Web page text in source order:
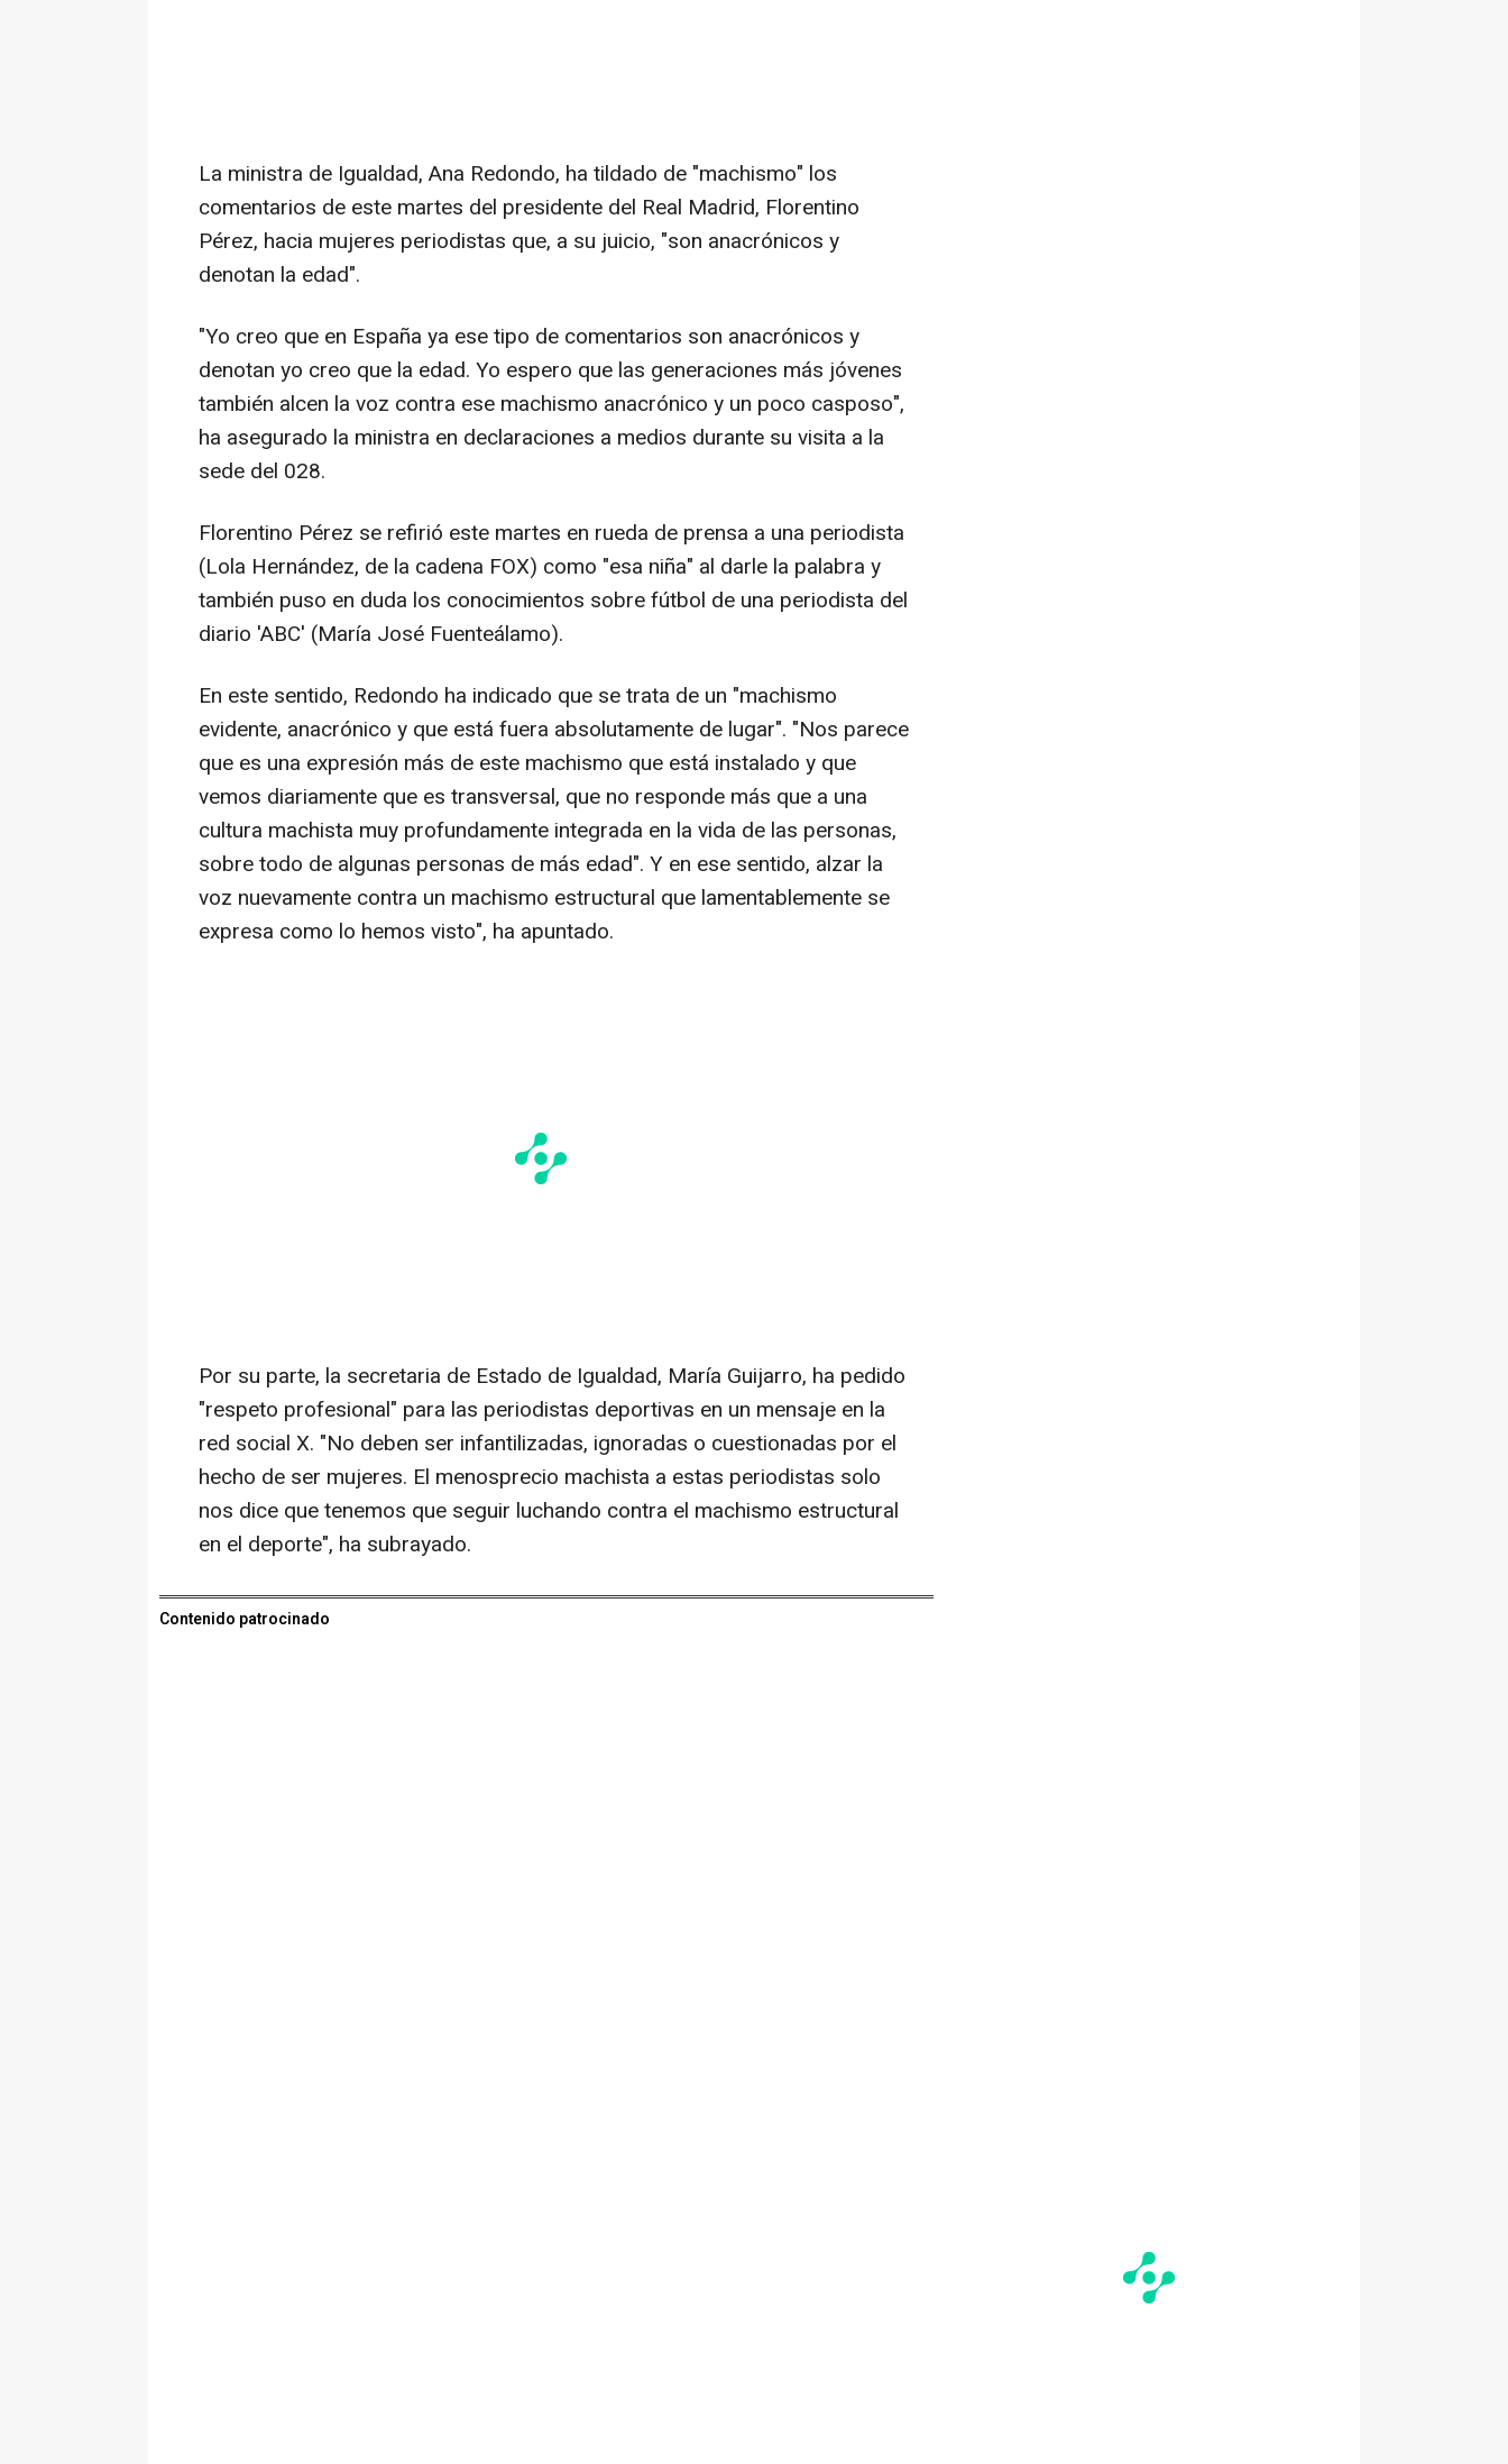
La ministra de Igualdad, Ana Redondo, ha tildado de "machismo" los
comentarios de este martes del presidente del Real Madrid, Florentino
Pérez, hacia mujeres periodistas que, a su juicio, "son anacrónicos y
denotan la edad".
"Yo creo que en España ya ese tipo de comentarios son anacrónicos y
denotan yo creo que la edad. Yo espero que las generaciones más jóvenes
también alcen la voz contra ese machismo anacrónico y un poco casposo",
ha asegurado la ministra en declaraciones a medios durante su visita a la
sede del 028.
Florentino Pérez se refirió este martes en rueda de prensa a una periodista
(Lola Hernández, de la cadena FOX) como "esa niña" al darle la palabra y
también puso en duda los conocimientos sobre fútbol de una periodista del
diario 'ABC' (María José Fuenteálamo).
En este sentido, Redondo ha indicado que se trata de un "machismo
evidente, anacrónico y que está fuera absolutamente de lugar". "Nos parece
que es una expresión más de este machismo que está instalado y que
vemos diariamente que es transversal, que no responde más que a una
cultura machista muy profundamente integrada en la vida de las personas,
sobre todo de algunas personas de más edad". Y en ese sentido, alzar la
voz nuevamente contra un machismo estructural que lamentablemente se
expresa como lo hemos visto", ha apuntado.
Por su parte, la secretaria de Estado de Igualdad, María Guijarro, ha pedido
"respeto profesional" para las periodistas deportivas en un mensaje en la
red social X. "No deben ser infantilizadas, ignoradas o cuestionadas por el
hecho de ser mujeres. El menosprecio machista a estas periodistas solo
nos dice que tenemos que seguir luchando contra el machismo estructural
en el deporte", ha subrayado.
Contenido patrocinado